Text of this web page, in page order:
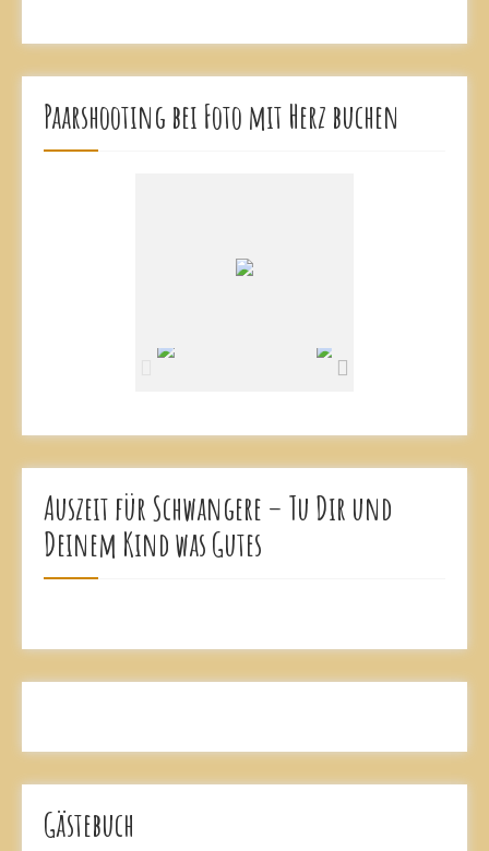
Paarshooting bei Foto mit Herz buchen
Auszeit für Schwangere – Tu Dir und
Deinem Kind was Gutes
Gästebuch